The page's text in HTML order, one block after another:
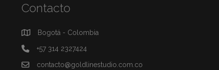
Contacto
Bogotá - Colombia
+57 314 2327424
contacto@goldlinestudio.com.co